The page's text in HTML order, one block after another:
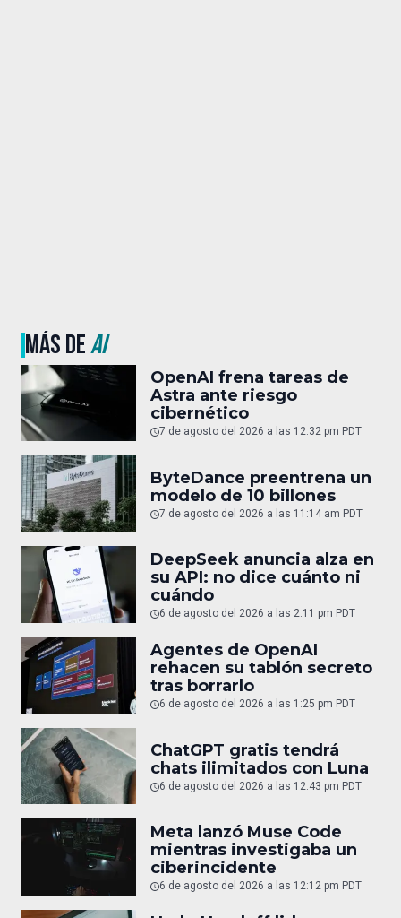
MÁS DEAI
OpenAI frena tareas de
Astra ante riesgo
cibernético
7 de agosto del 2026 a las 12:32 pm PDT
ByteDance preentrena un
modelo de 10 billones
7 de agosto del 2026 a las 11:14 am PDT
DeepSeek anuncia alza en
su API: no dice cuánto ni
cuándo
6 de agosto del 2026 a las 2:11 pm PDT
Agentes de OpenAI
rehacen su tablón secreto
tras borrarlo
6 de agosto del 2026 a las 1:25 pm PDT
ChatGPT gratis tendrá
chats ilimitados con Luna
6 de agosto del 2026 a las 12:43 pm PDT
Meta lanzó Muse Code
mientras investigaba un
ciberincidente
6 de agosto del 2026 a las 12:12 pm PDT